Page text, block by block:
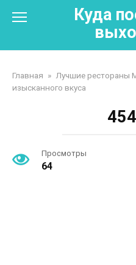
Куда
Главная » Лучшие
изысканного вкуса
Просмотры
64